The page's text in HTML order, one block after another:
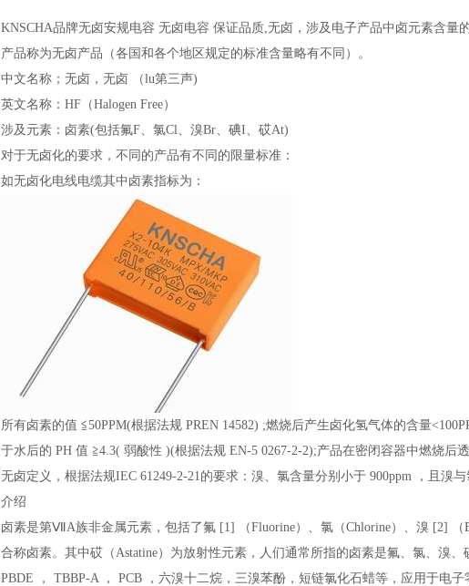
KNSCHA品牌无卤安规电容无卤电容保证品质,无卤，涉及电子产品中卤元素含量
产品称为无卤产品（各国和各个地区规定的标准含量略有不同）。
中文名称；无卤，无卤（lu第三声)
英文名称：HF（HalogenFree）
涉及元素：卤素(包括氟F、氯Cl、溴Br、碘I、砹At)
对于无卤化的要求，不同的产品有不同的限量标准：
如无卤化电线电缆其中卤素指标为：
所有卤素的值≦50PPM(根据法规PREN14582);燃烧后产生卤化氢气体的含量
于水后的PH值≧4.3(弱酸性)(根据法规EN-50267-2-2);产品在密闭容器中燃烧后透
无卤定义，根据法规IEC61249-2-21的要求：溴、氯含量分别小于900ppm，且溴与
介绍
卤素是第ⅦA族非金属元素，包括了氟[1]（Fluorine）、氯（Chlorine）、溴[2]（
合称卤素。其中砹（Astatine）为放射性元素，人们通常所指的卤素是氟、氯、溴
PBDE，TBBP-A，PCB，六溴十二烷，三溴苯酚，短链氯化石蜡等，应用于电子